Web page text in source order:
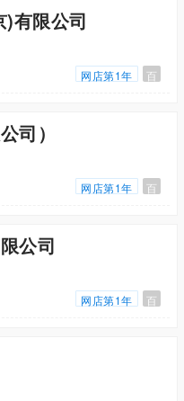
有限公司
网店第1年 百
司）
网店第1年 百
公司
网店第1年 百